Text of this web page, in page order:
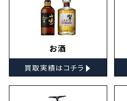
お酒
買取実績はコチラ ▸